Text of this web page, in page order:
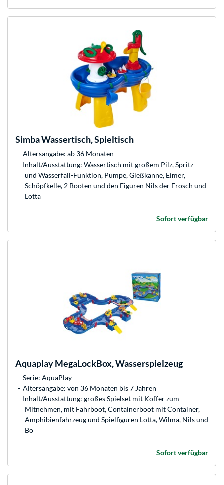
SimbaWassertisch, Spieltisch
Altersangabe: ab 36 Monaten
Inhalt/Ausstattung: Wassertisch mit großem Pilz, Spritz-
und Wasserfall-Funktion, Pumpe, Gießkanne, Eimer,
Schöpfkelle, 2 Booten und den Figuren Nils der Frosch und
Lotta
Sofort verfügbar
AquaplayMegaLockBox, Wasserspielzeug
Serie: AquaPlay
Altersangabe: von 36 Monaten bis 7 Jahren
Inhalt/Ausstattung: großes Spielset mit Koffer zum
Mitnehmen, mit Fährboot, Containerboot mit Container,
Amphibienfahrzeug und Spielfiguren Lotta, Wilma, Nils und
Bo
Sofort verfügbar